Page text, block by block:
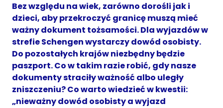
Bez względu na wiek, zarówno dorośli jak i
dzieci, aby przekroczyć granicę muszą mieć
ważny dokument tożsamości. Dla wyjazdów w
strefie Schengen wystarczy dowód osobisty.
Do pozostałych krajów niezbędny będzie
paszport. Co w takim razie robić, gdy nasze
dokumenty straciły ważność albo uległy
zniszczeniu? Co warto wiedzieć w kwestii:
„nieważny dowód osobisty a wyjazd